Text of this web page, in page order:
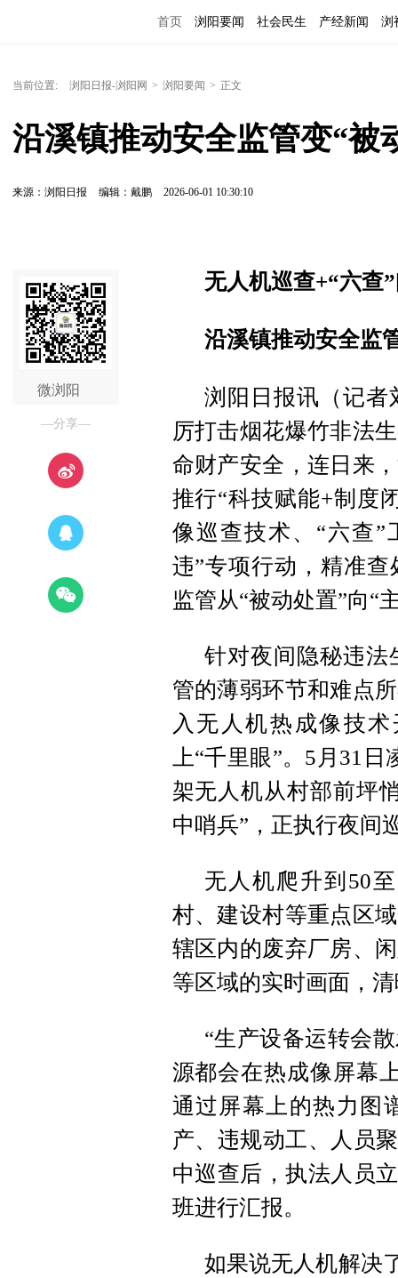
首页 浏阳要闻 社会民生 产经新闻 浏
当前位置: 浏阳日报-浏阳网 > 浏阳要闻 > 正文
沿溪镇推动安全监管变“被
来源：浏阳日报 编辑：戴鹏 2026-06-01 10:30:10
微浏阳
—分享—
无人机巡查+“六查
沿溪镇推动安全监
浏阳日报讯（记者
厉打击烟花爆竹非法
命财产安全，连日来
推行“科技赋能+制度
像巡查技术、“六查
违”专项行动，精准
监管从“被动处置”向“
针对夜间隐秘违法
管的薄弱环节和难点
入无人机热成像技
上“千里眼”。5月31
架无人机从村部前坪
中哨兵”，正执行夜间
无人机爬升到50
村、建设村等重点区
辖区内的废弃厂房、
等区域的实时画面，
“生产设备运转会
源都会在热成像屏幕
通过屏幕上的热力图
产、违规动工、人员
中巡查后，执法人员
班进行汇报。
如果说无人机解决